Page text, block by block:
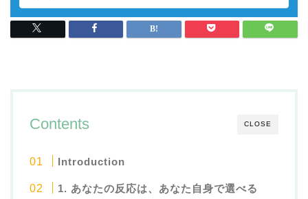
CLOSE
Contents
Introduction
1. あなたの反応は、あなた自身で選べる